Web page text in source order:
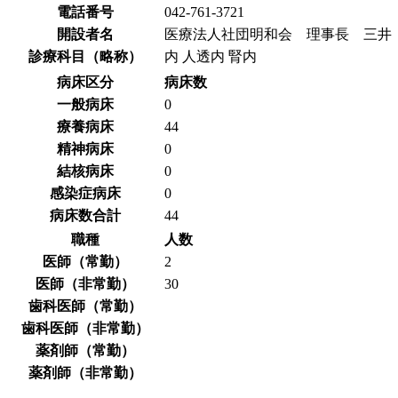
電話番号
042-761-3721
開設者名
医療法人社団明和会 理事長 三
診療科目（略称）
内 人透内 腎内
病床区分
病床数
一般病床
0
療養病床
44
精神病床
0
結核病床
0
感染症病床
0
病床数合計
44
職種
人数
医師（常勤）
2
医師（非常勤）
30
歯科医師（常勤）
歯科医師（非常勤）
薬剤師（常勤）
薬剤師（非常勤）